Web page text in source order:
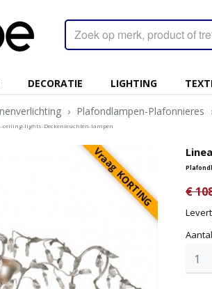
DECORATIE LIGHTING
› Plafondlampen-Plafonnieres
lights-Deckenleuchten-lampen
Vraag KORTING €
Aantal